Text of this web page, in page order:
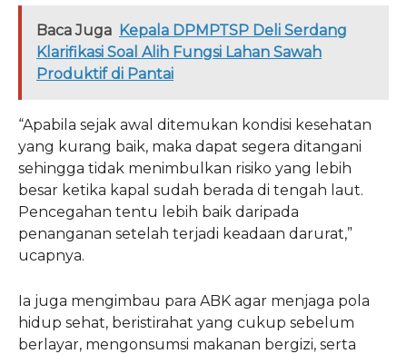
Baca Juga Kepala DPMPTSP Deli Serdang
Klarifikasi Soal Alih Fungsi Lahan Sawah
Produktif di Pantai
“Apabila sejak awal ditemukan kondisi kesehatan
yang kurang baik, maka dapat segera ditangani
sehingga tidak menimbulkan risiko yang lebih
besar ketika kapal sudah berada di tengah laut.
Pencegahan tentu lebih baik daripada
penanganan setelah terjadi keadaan darurat,”
ucapnya.
Ia juga mengimbau para ABK agar menjaga pola
hidup sehat, beristirahat yang cukup sebelum
berlayar, mengonsumsi makanan bergizi, serta